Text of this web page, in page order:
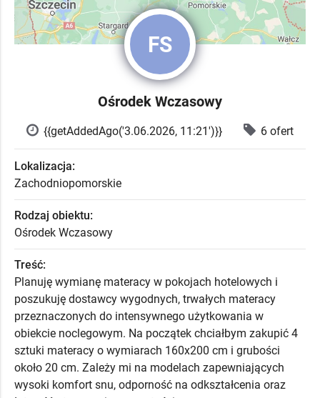
FS
Ośrodek Wczasowy
{{getAddedAgo('3.06.2026, 11:21')}} 6 ofert
Lokalizacja:
Zachodniopomorskie
Rodzaj obiektu:
Ośrodek Wczasowy
Treść:
Planuję wymianę materacy w pokojach hotelowych i
poszukuję dostawcy wygodnych, trwałych materacy
przeznaczonych do intensywnego użytkowania w
obiekcie noclegowym. Na początek chciałbym zakupić 4
sztuki materacy o wymiarach 160x200 cm i grubości
około 20 cm. Zależy mi na modelach zapewniających
wysoki komfort snu, odporność na odkształcenia oraz